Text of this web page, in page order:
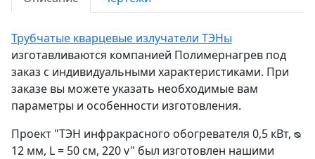
Трубчатые кварцевые излучатели ТЭНы
изготавливаются компанией Полимернагрев под
заказ с индивидуальными характеристиками. При
заказе вы можете указать необходимые вам
параметры и особенности изготовления.
Проект "ТЭН инфракрасного обогревателя 0,5 кВт, ᴓ
12 мм, L = 50 см, 220 v" был изготовлен нашими